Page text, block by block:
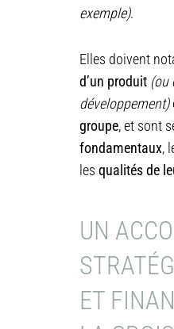
exemple).
Elles doivent
d’un produit (ou
développement)
groupe, et sont
fondamentaux,
les qualités de
UN
ET